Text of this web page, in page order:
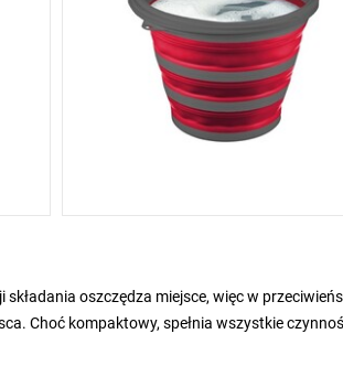
oszczędza miejsce, więc w
Choć kompaktowy, spełnia wszystkie